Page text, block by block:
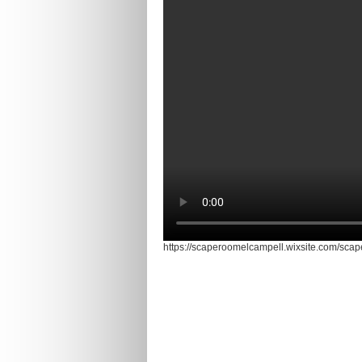
https://scaperoomelcampell.wixsite.com/